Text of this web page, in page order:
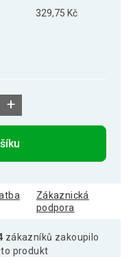
329,75 Kč
+
Zákaznická
podpora
zákazníků zakoupilo
produkt